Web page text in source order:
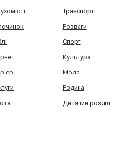
Транспорт
Розваги
Спорт
Культура
Мода
Родина
Дитячий розділ